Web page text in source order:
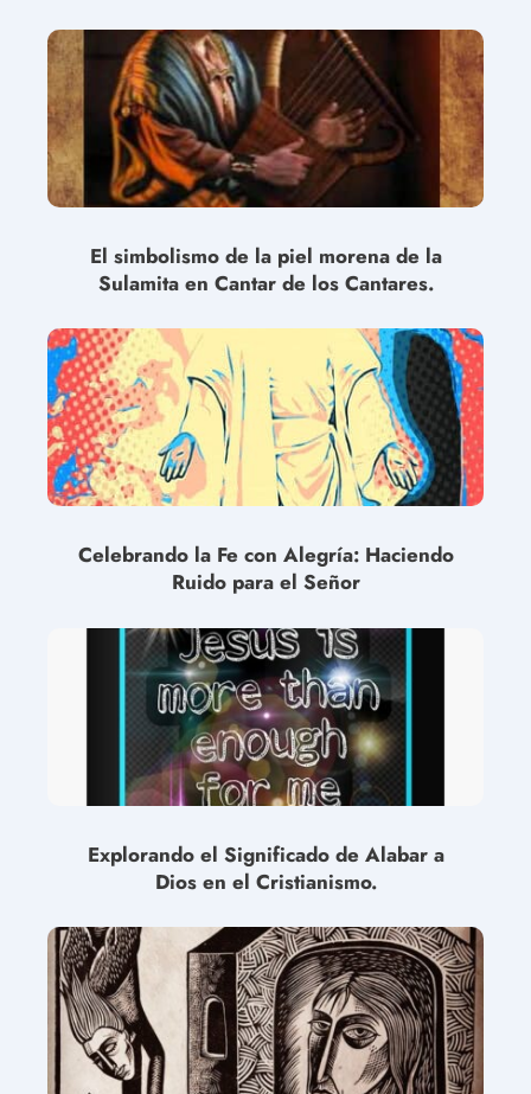
El simbolismo de la piel morena de la
Sulamita en Cantar de los Cantares.
Celebrando la Fe con Alegría: Haciendo
Ruido para el Señor
Explorando el Significado de Alabar a
Dios en el Cristianismo.